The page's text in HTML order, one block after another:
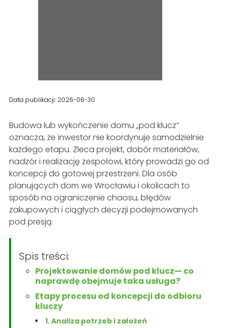
Data publikacji: 2026-06-30
Budowa lub wykończenie domu „pod klucz”
oznacza, że inwestor nie koordynuje samodzielnie
każdego etapu. Zleca projekt, dobór materiałów,
nadzór i realizację zespołowi, który prowadzi go od
koncepcji do gotowej przestrzeni. Dla osób
planujących dom we Wrocławiu i okolicach to
sposób na ograniczenie chaosu, błędów
zakupowych i ciągłych decyzji podejmowanych
pod presją.
Spis treści:
Projektowanie domów pod klucz— co
naprawdę obejmuje taka usługa?
Etapy procesu od koncepcji do odbioru
kluczy
1. Analiza potrzeb i założeń